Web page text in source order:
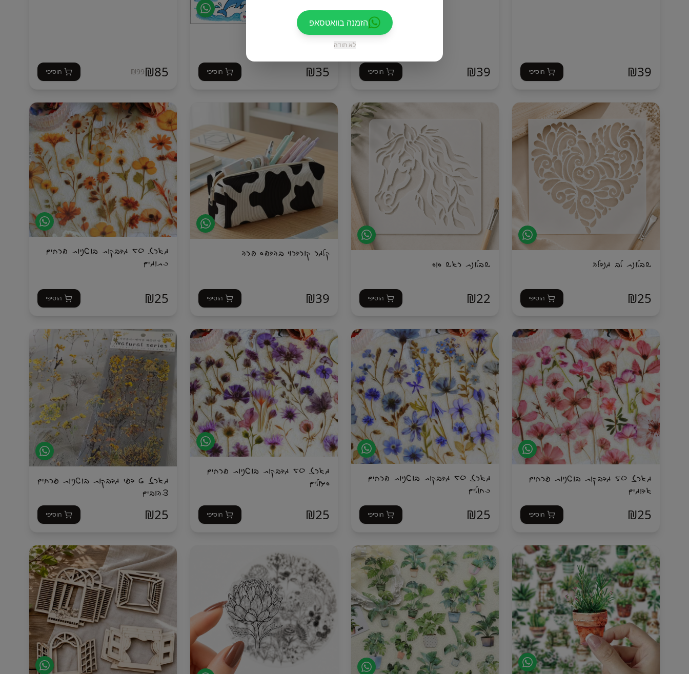
הזמנה בוואטסאפ
לא תודה
₪39 הוסיפי ₪39 הוסיפי ₪35 הוסיפי ₪85
₪99 הוסיפי
שבלונת לב מנדלה
₪25 הוסיפי
שבלונת ראש סוס
₪22 הוסיפי
קלמר קורדרוי בהדפס פרה
₪39 הוסיפי
מארז 50 מדבקות בוטניות פרחים
כתומים
₪25 הוסיפי
מארז 50 מדבקות בוטניות פרחים
אדומים
₪25 הוסיפי
מארז 50 מדבקות בוטניות פרחים
כחולים
₪25 הוסיפי
מארז 50 מדבקות בוטניות פרחים
סגולים
₪25 הוסיפי
מארז 6 דפי מדבקות בוטניות פרחים
צהובים
₪25 הוסיפי